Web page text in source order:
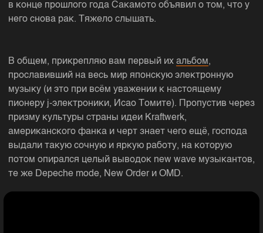
в конце прошлого года Сакамото объявил о том, что у
него снова рак. Тяжело слышать.
В общем, прикрепляю вам первый их альбом,
прославивший на весь мир японскую электронную
музыку (и это при всём уважении к настоящему
пионеру j-электроники, Исао Томите). Пропустив через
призму культуры страны идеи Kraftwerk,
американского фанка и черт знает чего ещё, господа
выдали такую сочную и яркую работу, на которую
потом опирался целый выводок new wave музыкантов,
те же Depeche mode, New Order и OMD.